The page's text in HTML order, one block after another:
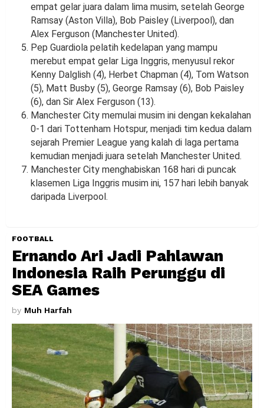
empat gelar juara dalam lima musim, setelah George
Ramsay (Aston Villa), Bob Paisley (Liverpool), dan
Alex Ferguson (Manchester United).
Pep Guardiola pelatih kedelapan yang mampu
merebut empat gelar Liga Inggris, menyusul rekor
Kenny Dalglish (4), Herbet Chapman (4), Tom Watson
(5), Matt Busby (5), George Ramsay (6), Bob Paisley
(6), dan Sir Alex Ferguson (13).
Manchester City memulai musim ini dengan kekalahan
0-1 dari Tottenham Hotspur, menjadi tim kedua dalam
sejarah Premier League yang kalah di laga pertama
kemudian menjadi juara setelah Manchester United.
Manchester City menghabiskan 168 hari di puncak
klasemen Liga Inggris musim ini, 157 hari lebih banyak
daripada Liverpool.
FOOTBALL
Ernando Ari Jadi Pahlawan
Indonesia Raih Perunggu di
SEA Games
by Muh Harfah